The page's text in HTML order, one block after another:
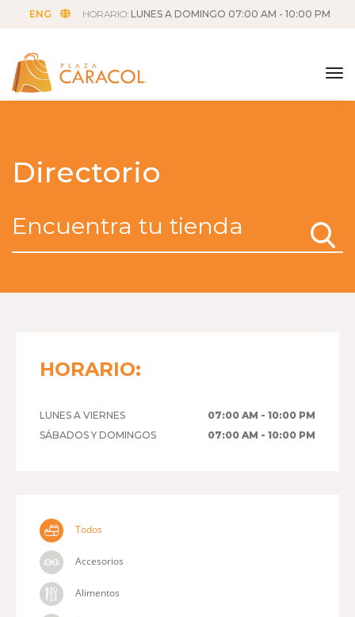
ENG HORARIO: LUNES A DOMINGO 07:00 AM - 10:00 PM
Directorio
HORARIO:
LUNES A VIERNES
07:00 AM - 10:00 PM
SÁBADOS Y DOMINGOS
07:00 AM - 10:00 PM
Todos
Accesorios
Alimentos